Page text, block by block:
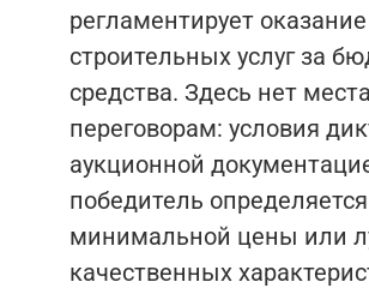
регламентирует оказание
строительных услуг за
средства. Здесь нет
переговорам: условия
аукционной
победитель
минимальной цены или
качественных